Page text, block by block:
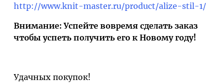
http://www.knit-master.ru/product/alize-stil-1/
Внимание: Успейте вовремя сделать заказ
чтобы успеть получить его к Новому году!
Удачных покупок!